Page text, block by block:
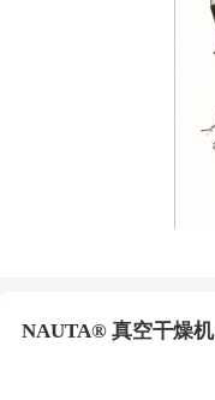
NAUTA® 真空干燥机